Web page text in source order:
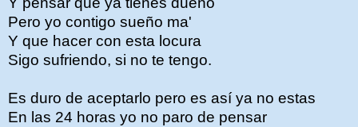
Pero yo contigo sueño ma'
Y que hacer con esta locura
Sigo sufriendo, si no te tengo.
Es duro de aceptarlo pero es así ya no estas
En las 24 horas yo no paro de pensar